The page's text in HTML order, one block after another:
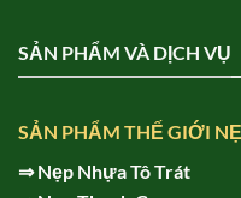
SẢN PHẨM VÀ DỊCH VỤ
SẢN PHẨM THẾ GIỚI
⇒Nẹp Nhựa Tô Trát